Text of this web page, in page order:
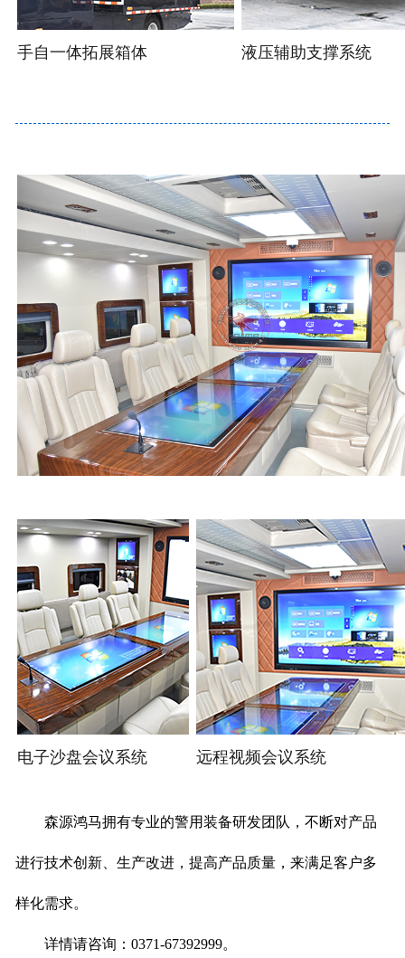
手自一体拓展箱体 液压辅助支撑系统
电子沙盘会议系统 远程视频会议系统
森源鸿马拥有专业的警用装备研发团队，不断对产品
进行技术创新、生产改进，提高产品质量，来满足客户多
样化需求。
详情请咨询：0371-67392999。